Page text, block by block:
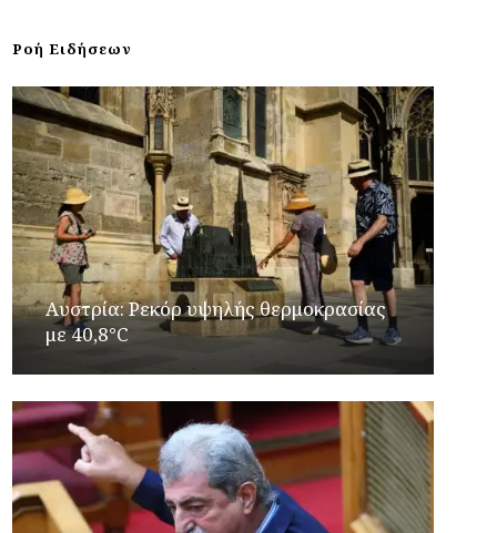
Ροή Ειδήσεων
Αυστρία: Ρεκόρ υψηλής θερμοκρασίας
με 40,8°C